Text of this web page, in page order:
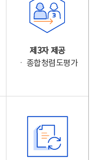
제3자 제공
ㆍ 종합청렴도평가